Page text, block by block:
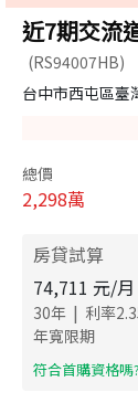
近7期交流
(RS94007HB)
台中市西屯區臺
總價
2,298萬
房貸試算
74,711 元/月
30年 | 利率
年寬限期
​符合首購資格嗎?